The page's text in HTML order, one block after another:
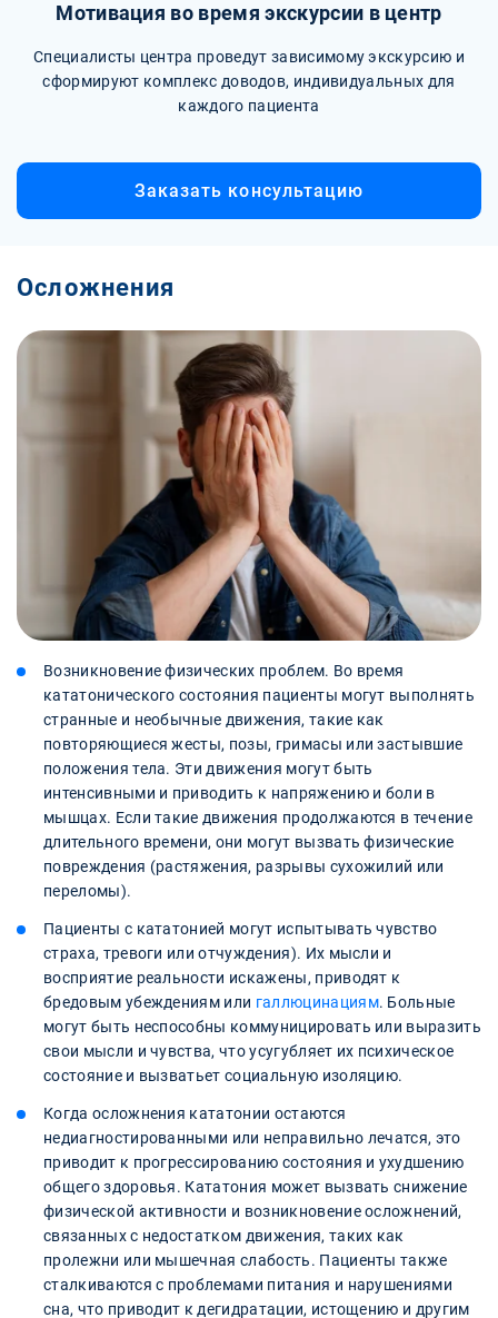
Мотивация во время экскурсии в центр
Специалисты центра проведут зависимому экскурсию и
сформируют комплекс доводов, индивидуальных для
каждого пациента
Заказать консультацию
Осложнения
Возникновение физических проблем. Во время
кататонического состояния пациенты могут выполнять
странные и необычные движения, такие как
повторяющиеся жесты, позы, гримасы или застывшие
положения тела. Эти движения могут быть
интенсивными и приводить к напряжению и боли в
мышцах. Если такие движения продолжаются в течение
длительного времени, они могут вызвать физические
повреждения (растяжения, разрывы сухожилий или
переломы).
Пациенты с кататонией могут испытывать чувство
страха, тревоги или отчуждения). Их мысли и
восприятие реальности искажены, приводят к
бредовым убеждениям или галлюцинациям. Больные
могут быть неспособны коммуницировать или выразить
свои мысли и чувства, что усугубляет их психическое
состояние и вызватьет социальную изоляцию.
Когда осложнения кататонии остаются
недиагностированными или неправильно лечатся, это
приводит к прогрессированию состояния и ухудшению
общего здоровья. Кататония может вызвать снижение
физической активности и возникновение осложнений,
связанных с недостатком движения, таких как
пролежни или мышечная слабость. Пациенты также
сталкиваются с проблемами питания и нарушениями
сна, что приводит к дегидратации, истощению и другим